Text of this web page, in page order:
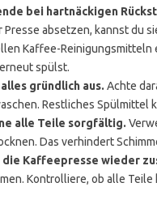
bei hartnäckigen
Presse absetzen, kannst du
Kaffee-Reinigungsmitteln
spülst.
gründlich aus. Achte
Restliches Spülmittel
alle Teile sorgfältig.
Das verhindert
die Kaffeepresse wieder
Kontrolliere, ob alle